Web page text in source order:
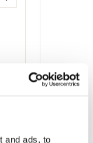
and ads, to